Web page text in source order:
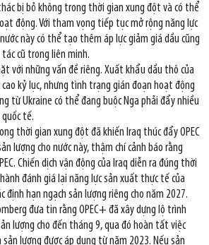
bị bỏ không trong thời gian xung đột và có thể
động. Với tham vọng tiếp tục mở rộng năng lực
này có thể tạo thêm áp lực giảm giá dầu cũng
tác cũ trong liên minh.
với những vấn đề riêng. Xuất khẩu dầu thô của
kỷ lục, nhưng tình trạng gián đoạn hoạt động
từ Ukraine có thể đang buộc Nga phải đẩy nhiều
tế.
thời gian xung đột đã khiến Iraq thúc đẩy OPEC
lượng cho nước này, thậm chí cảnh báo rằng
Chiến dịch vận động của Iraq diễn ra đúng thời
đánh giá lại năng lực sản xuất thực tế của
định hạn ngạch sản lượng riêng cho năm 2027.
đưa tin rằng OPEC+ đã xây dựng lộ trình
lượng cho đến tháng 9, qua đó hoàn tất việc
lượng được áp dụng từ năm 2023. Nếu sản